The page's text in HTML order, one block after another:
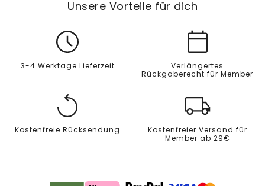
Unsere Vorteile für dich
3-4 Werktage Lieferzeit
Verlängertes
Rückgaberecht für Member
Kostenfreie Rücksendung
Kostenfreier Versand für
Member ab 29€